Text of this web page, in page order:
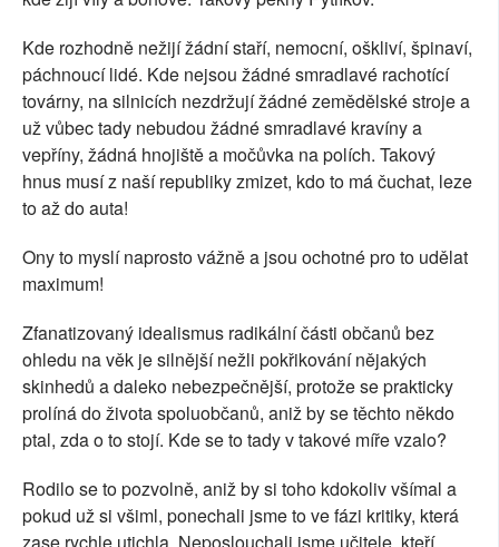
Kde rozhodně nežijí žádní staří, nemocní, oškliví, špinaví,
páchnoucí lidé. Kde nejsou žádné smradlavé rachotící
továrny, na silnicích nezdržují žádné zemědělské stroje a
už vůbec tady nebudou žádné smradlavé kravíny a
vepříny, žádná hnojiště a močůvka na polích. Takový
hnus musí z naší republiky zmizet, kdo to má čuchat, leze
to až do auta!
Ony to myslí naprosto vážně a jsou ochotné pro to udělat
maximum!
Zfanatizovaný idealismus radikální části občanů bez
ohledu na věk je silnější nežli pokřikování nějakých
skinhedů a daleko nebezpečnější, protože se prakticky
prolíná do života spoluobčanů, aniž by se těchto někdo
ptal, zda o to stojí. Kde se to tady v takové míře vzalo?
Rodilo se to pozvolně, aniž by si toho kdokoliv všímal a
pokud už si všiml, ponechali jsme to ve fázi kritiky, která